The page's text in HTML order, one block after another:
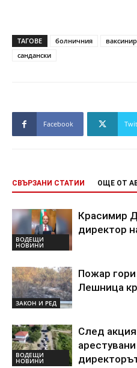
ТАГОВЕ болничния
сандански
Facebook
СВЪРЗАНИ СТАТИИ ОЩЕ ОТ
ВОДЕЩИ
НОВИНИ
Красимир
директор
ЗАКОН И РЕД
Пожар
Лешница
ВОДЕЩИ
НОВИНИ
След